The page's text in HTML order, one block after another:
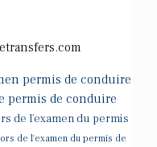
permis de conduire
permis de conduire
de l'examen du permis
de l'examen du permis de